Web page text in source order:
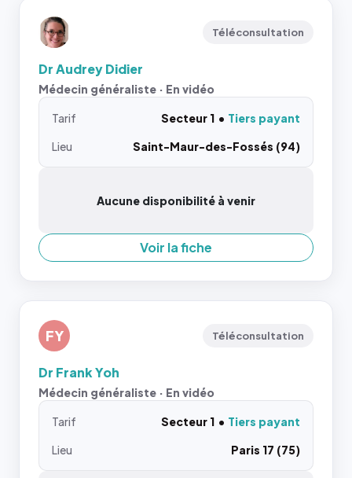
Téléconsultation
Dr Audrey Didier
Médecin généraliste · En vidéo
Tarif Secteur 1
Tiers payant
Lieu
Saint-Maur-des-Fossés (94)
Aucune disponibilité à venir
Voir la fiche
FY Téléconsultation
Dr Frank Yoh
Médecin généraliste · En vidéo
Tarif Secteur 1
Tiers payant
Lieu
Paris 17 (75)